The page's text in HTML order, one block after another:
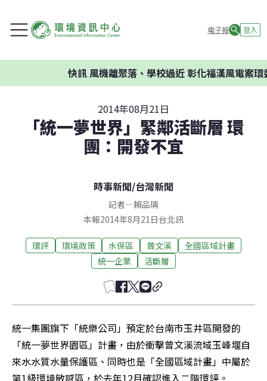
電子報 登入
風機離聚落、學校過近 彰化福漢風電案環委建
2014年08月21日
「統一夢世界」緊鄰活斷層 環
團：開發不宜
時事新聞/台灣新聞
記者—賴品瑀
本報2014年8月21日台北訊
環評 環境政策 水保區 曾文溪
全國區域計畫
統一企業
活斷層
統一集團旗下「統樂公司」預定於台南市玉井區開發的
「統一夢世界園區」計畫，由於衝擊曾文溪流域玉峰堰自
來水水質水量保護區、同時也是「全國區域計畫」中屬於
第1級環境敏感區，於去年12月確認進入二階環評。